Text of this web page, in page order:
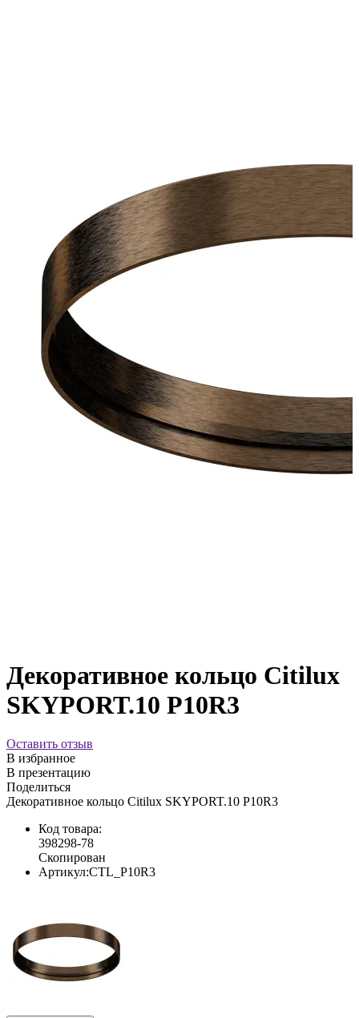
Декоративное кольцо Citilux
SKYPORT.10 P10R3
Оставить отзыв
В избранное
В презентацию
Поделиться
Декоративное кольцо Citilux SKYPORT.10 P10R3
Код товара:
398298-78
Скопирован
Артикул:CTL_P10R3